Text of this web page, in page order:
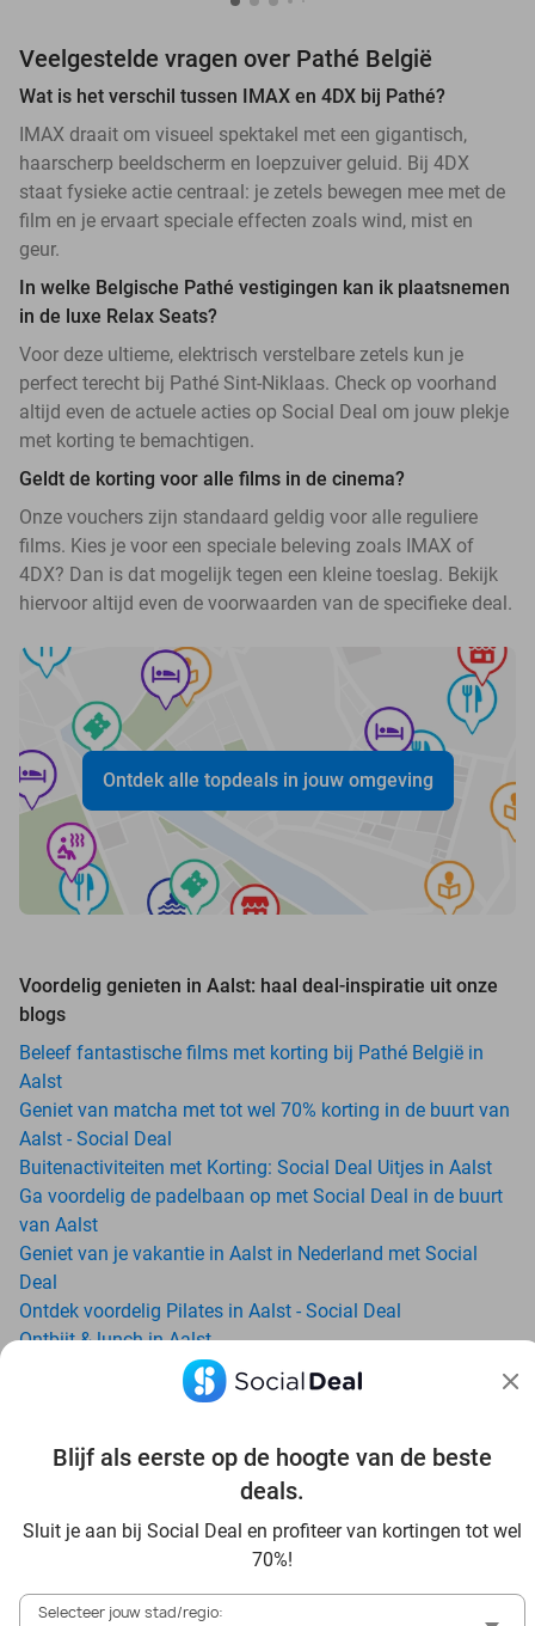
Blijf als eerste op de hoogte van de beste
deals.
Sluit je aan bij Social Deal en profiteer van kortingen tot wel
70%!
Selecteer jouw stad/regio:
Veelgestelde vragen over Pathé België
Wat is het verschil tussen IMAX en 4DX bij Pathé?
IMAX draait om visueel spektakel met een gigantisch,
haarscherp beeldscherm en loepzuiver geluid. Bij 4DX
staat fysieke actie centraal: je zetels bewegen mee met de
film en je ervaart speciale effecten zoals wind, mist en
geur.
In welke Belgische Pathé vestigingen kan ik plaatsnemen
in de luxe Relax Seats?
Voor deze ultieme, elektrisch verstelbare zetels kun je
perfect terecht bij Pathé Sint-Niklaas. Check op voorhand
altijd even de actuele acties op Social Deal om jouw plekje
met korting te bemachtigen.
Geldt de korting voor alle films in de cinema?
Onze vouchers zijn standaard geldig voor alle reguliere
films. Kies je voor een speciale beleving zoals IMAX of
4DX? Dan is dat mogelijk tegen een kleine toeslag. Bekijk
hiervoor altijd even de voorwaarden van de specifieke deal.
Ontdek alle topdeals in jouw omgeving
Voordelig genieten in Aalst: haal deal-inspiratie uit onze
blogs
Beleef fantastische films met korting bij Pathé België in
Aalst
Geniet van matcha met tot wel 70% korting in de buurt van
Aalst - Social Deal
Buitenactiviteiten met Korting: Social Deal Uitjes in Aalst
Ga voordelig de padelbaan op met Social Deal in de buurt
van Aalst
Geniet van je vakantie in Aalst in Nederland met Social
Deal
Ontdek voordelig Pilates in Aalst - Social Deal
Ontbijt & lunch in Aalst
All-You-Can-Eat in Aalst
Avondje uit in regio Aalst? Ontdek 6x inspiratie voor een
Date ideeën voor Aalst en omgeving: ontdek 16 tips voor
beste dierentuin van Europa
Ontdek de beste restaurants in Aalst via Social Deal
Voordelig sushi scoren? Ontdek de beste sushi restaurants